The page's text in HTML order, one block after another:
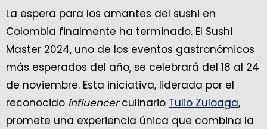
La espera para los amantes del sushi en
Colombia finalmente ha terminado. El Sushi
Master 2024, uno de los eventos gastronómicos
más esperados del año, se celebrará del 18 al 24
de noviembre. Esta iniciativa, liderada por el
reconocido influencerculinario Tulio Zuloaga,
promete una experiencia única que combina la